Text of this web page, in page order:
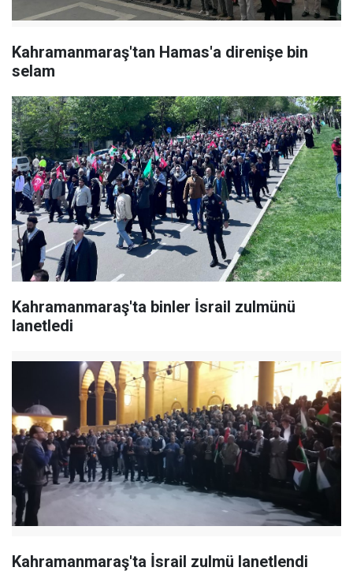
Kahramanmaraş'tan Hamas'a direnişe bin
selam
Kahramanmaraş'ta binler İsrail zulmünü
lanetledi
Kahramanmaraş'ta İsrail zulmü lanetlendi